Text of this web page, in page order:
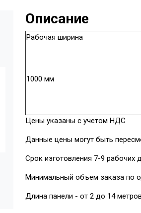
Описание
Рабочая ширина
1000 мм
Цены указаны с учетом НДС
Данные цены могут быть
Срок изготовления 7-9 рабочих
Минимальный объем заказа по
Длина панели - от 2 до 14 метров